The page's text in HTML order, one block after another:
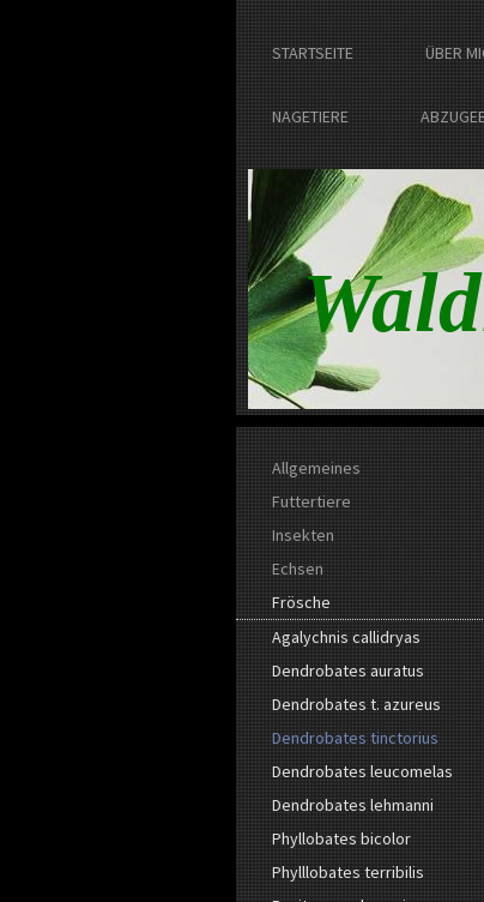
STARTSEITE ÜBER
NAGETIERE
Allgemeines
Futtertiere
Insekten
Echsen
Frösche
Agalychnis callidryas
Dendrobates auratus
Dendrobates t. azureus
Dendrobates tinctorius
Dendrobates leucomelas
Dendrobates lehmanni
Phyllobates bicolor
Phylllobates terribilis